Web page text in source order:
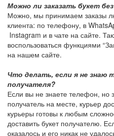
Можно ли заказать букет
Можно, мы принимаем заказы
клиента: по телефону, в
Instagram и в чате на сайте.
воспользоваться функциями
на нашем сайте.
Что делать, если я не знаю
получателя?
Если вы не знаете телефон, но
получатель на месте, курьер
курьеры готовы к любым
доставить букет получателю.
оказалось и его никак не